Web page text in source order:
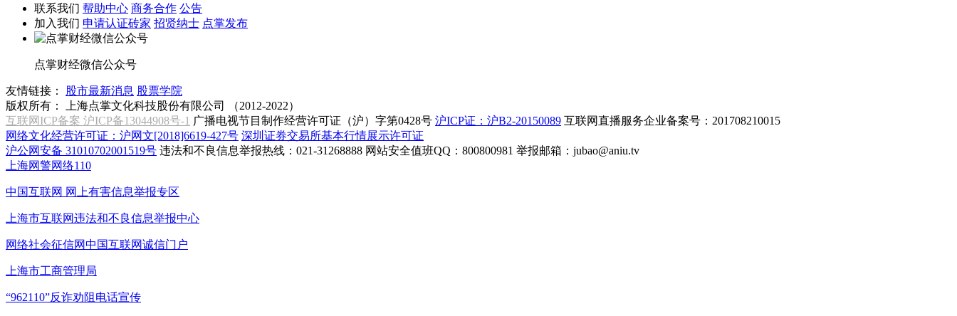
联系我们 帮助中心 商务合作 公告
加入我们 申请认证砖家 招贤纳士 点掌发布
点掌财经微信公众号
友情链接： 股市最新消息 股票学院
版权所有：
上海点掌文化科技股份有限公司 （2012-2022）
互联网ICP备案 沪ICP备13044908号-1 广播电视节目制作经营许可证（沪）字第0428号 沪ICP证：沪B2-20150089 互联网直播服务企业备案号：201708210015
网络文化经营许可证：沪网文[2018]6619-427号 深圳证券交易所基本行情展示许可证
沪公网安备 31010702001519号 违法和不良信息举报热线：021-31268888 网站安全值班QQ：800800981 举报邮箱： jubao@aniu.tv
上海网警网络110
中国互联网 网上有害信息举报专区
上海市互联网违法和不良信息举报中心
网络社会征信网中国互联网诚信门户
上海市工商管理局
“962110”反诈劝阻电话宣传